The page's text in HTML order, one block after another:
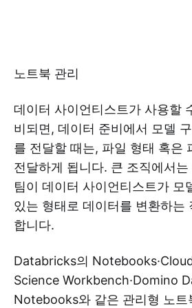
노트북 관리
데이터 사이언티스트가 사용할
비되면, 데이터 준비에서 모델
를 전달할 때는, 파일 형태 혹은
전달하게 됩니다. 큰 조직에서
팀이 데이터 사이언티스트가 모
있는 형태로 데이터를 변환하는
합니다.
Databricks의
Science Workbench·Domino
Notebooks와 같은 관리형 노트